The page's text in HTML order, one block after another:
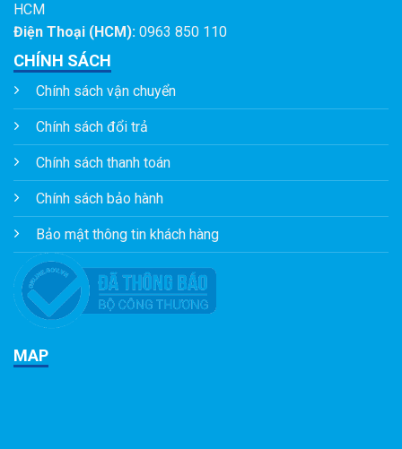
HCM
Điện Thoại (HCM): 0963 850 110
CHÍNH SÁCH
Chính sách vận chuyển
Chính sách đổi trả
Chính sách thanh toán
Chính sách bảo hành
Bảo mật thông tin khách hàng
MAP